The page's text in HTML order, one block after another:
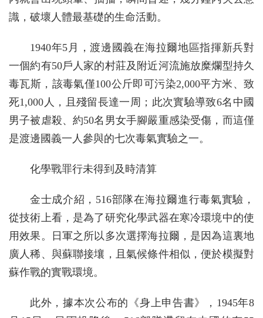
識，破壞人體最基礎的生命活動。
1940年5月，渡邊國義在海拉爾地區指揮新兵對
一個約有50戶人家的村莊及附近河流施放糜爛型持久
毒瓦斯，該毒氣僅100公斤即可污染2,000平方米、致
死1,000人，且殘留長達一周；此次實驗導致6名中國
男子被虐殺、約50名男女手腳嚴重感染受傷，而這僅
是渡邊國義一人參與的七次毒氣實驗之一。
化學戰罪行未得到及時清算
金士成介紹，516部隊在海拉爾進行毒氣實驗，
從技術上看，是為了研究化學武器在寒冷環境中的使
用效果。日軍之所以多次選擇海拉爾，是因為這裏地
廣人稀、與蘇聯接壤，且氣候條件相似，便於模擬對
蘇作戰的實戰環境。
此外，據本次公布的《身上申告書》，1945年8